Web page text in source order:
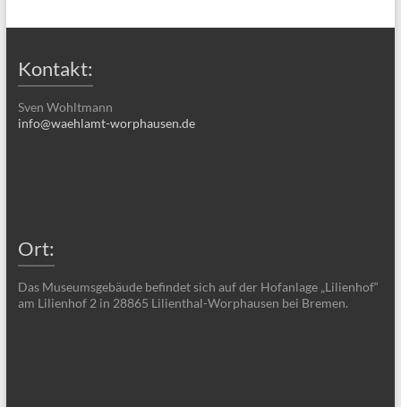
Kontakt:
Sven Wohltmann
info@waehlamt-worphausen.de
Ort:
Das Museumsgebäude befindet sich auf der Hofanlage „Lilienhof“
am Lilienhof 2 in 28865 Lilienthal-Worphausen bei Bremen.